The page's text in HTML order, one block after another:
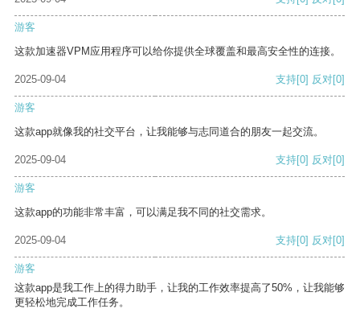
游客
这款加速器VPM应用程序可以给你提供全球覆盖和最高安全性的连接。
2025-09-04 支持[0] 反对[0]
游客
这款app就像我的社交平台，让我能够与志同道合的朋友一起交流。
2025-09-04 支持[0] 反对[0]
游客
这款app的功能非常丰富，可以满足我不同的社交需求。
2025-09-04 支持[0] 反对[0]
游客
这款app是我工作上的得力助手，让我的工作效率提高了50%，让我能够
更轻松地完成工作任务。